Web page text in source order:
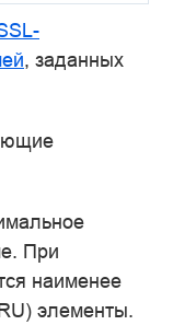
, заданных
При
наименее
элементы.